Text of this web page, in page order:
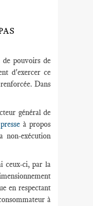
de pouvoirs de
d'exercer ce
Dans
général de
à propos
non-exécution
ceux-ci, par la
en respectant
à